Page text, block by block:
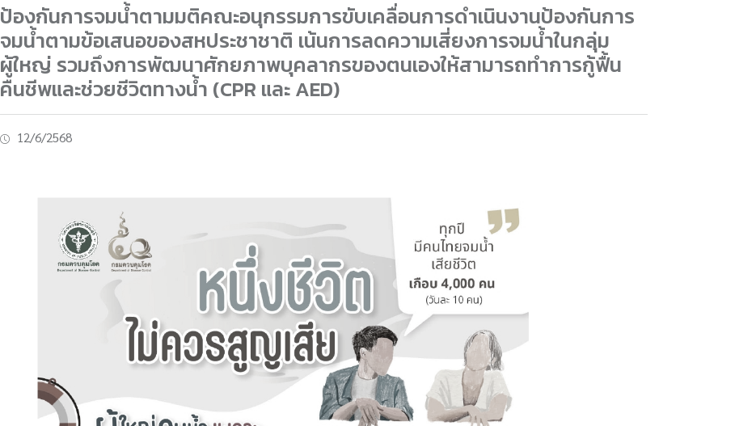
ป้องกันการจมน้ำตามมติคณะอนุกรรมการขับเคลื่อนการดำเนินงานป้องกันการ
จมน้ำตามข้อเสนอของสหประชาชาติ เน้นการลดความเสี่ยงการจมน้ำในกลุ่ม
ผู้ใหญ่ รวมถึงการพัฒนาศักยภาพบุคลากรของตนเองให้สามารถทำการกู้ฟื้น
คืนชีพและช่วยชีวิตทางน้ำ (CPR และ AED)
12/6/2568